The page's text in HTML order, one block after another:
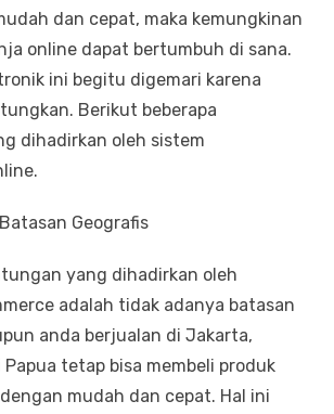
dan cepat, maka kemungkinan
online dapat bertumbuh di sana.
ini begitu digemari karena
Berikut beberapa
dihadirkan oleh sistem
Geografis
yang dihadirkan oleh
adalah tidak adanya batasan
anda berjualan di Jakarta,
tetap bisa membeli produk
mudah dan cepat. Hal ini